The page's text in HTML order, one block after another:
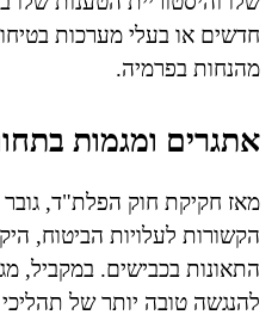
חדשים או בעלי מערכות
מהנחות בפרמיה.
אתגרים ומגמות
מאז חקיקת חוק הפלת"ד, גובר
הקשורות לעלויות הביטוח,
התאונות בכבישים. במקביל,
להנגשה טובה יותר של